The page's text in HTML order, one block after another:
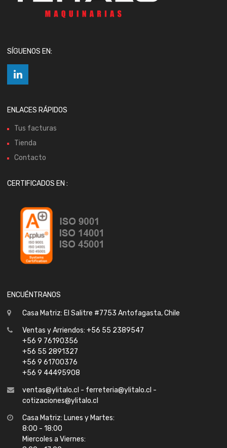
SÍGUENOS EN:
ENLACES RÁPIDOS
Tus facturas
Tienda
Contacto
CERTIFICADOS EN :
ENCUÉNTRANOS
Casa Matriz: El Salitre #7753 Antofagasta, Chile
Ventas y Arriendos: +56 55 2389547
+56 9 76190356
+56 55 2891327
+56 9 61700376
+56 9 44495908
ventas@ylitalo.cl - ferreteria@ylitalo.cl -
cotizaciones@ylitalo.cl
Casa Matriz: Lunes y Martes:
8:00 - 18:00
Miercoles a Viernes: